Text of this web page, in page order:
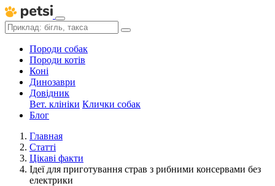
Породи собак
Породи котів
Коні
Динозаври
Довідник
Вет. клініки Клички собак
Блог
Главная
Статті
Цікаві факти
Ідеї для приготування страв з рибними консервами без
електрики